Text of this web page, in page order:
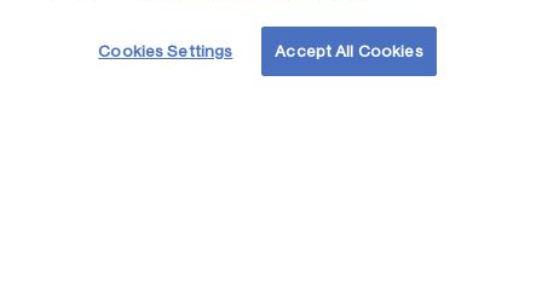
Puso en marcha el primer embalse virtual
del mundoCookies Settings Accept All Cookies